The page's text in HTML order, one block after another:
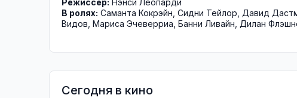
Режиссёр: Нэнси Леопарди
В ролях: Саманта Кокрэйн Сидни Тейлор Давид
Видов Мариса Эчеверриа Банни Ливайн Дилан
Сегодня в кино